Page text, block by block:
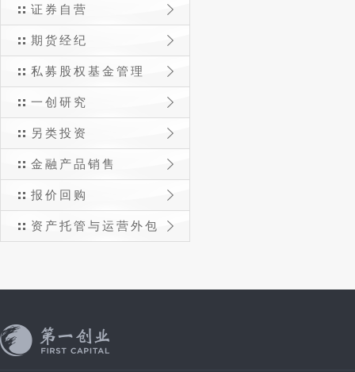
证券自营
期货经纪
私募股权基金管理
一创研究
另类投资
金融产品销售
报价回购
资产托管与运营外包